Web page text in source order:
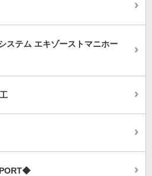
ステム エキゾーストマニホー